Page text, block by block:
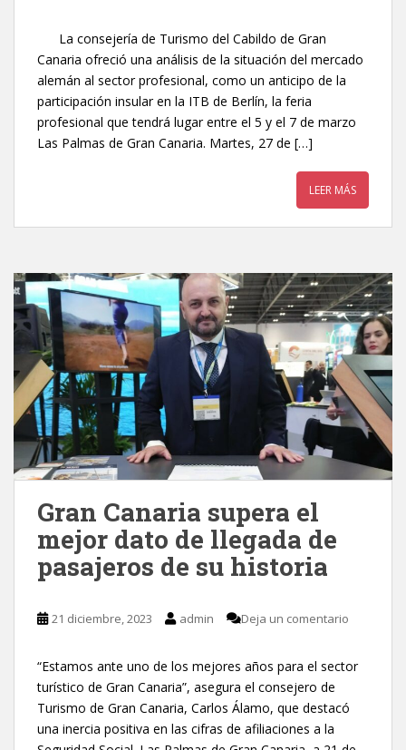
La consejería de Turismo del Cabildo de Gran
Canaria ofreció una análisis de la situación del mercado
alemán al sector profesional, como un anticipo de la
participación insular en la ITB de Berlín, la feria
profesional que tendrá lugar entre el 5 y el 7 de marzo
Las Palmas de Gran Canaria. Martes, 27 de […]
LEER MÁS
Gran Canaria supera el
mejor dato de llegada de
pasajeros de su historia
21 diciembre, 2023 admin Deja un comentario
“Estamos ante uno de los mejores años para el sector
turístico de Gran Canaria”, asegura el consejero de
Turismo de Gran Canaria, Carlos Álamo, que destacó
una inercia positiva en las cifras de afiliaciones a la